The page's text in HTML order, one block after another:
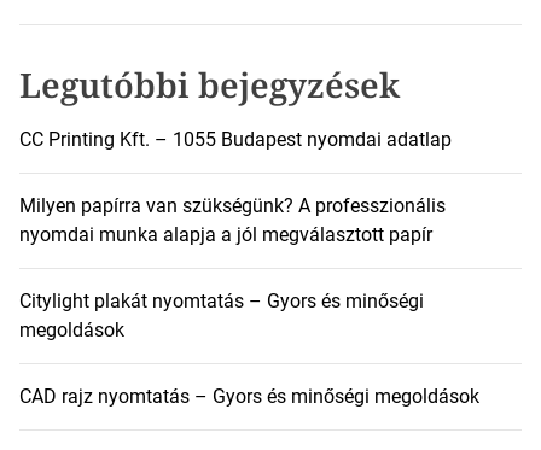
Legutóbbi bejegyzések
CC Printing Kft. – 1055 Budapest nyomdai adatlap
Milyen papírra van szükségünk? A professzionális
nyomdai munka alapja a jól megválasztott papír
Citylight plakát nyomtatás – Gyors és minőségi
megoldások
CAD rajz nyomtatás – Gyors és minőségi megoldások